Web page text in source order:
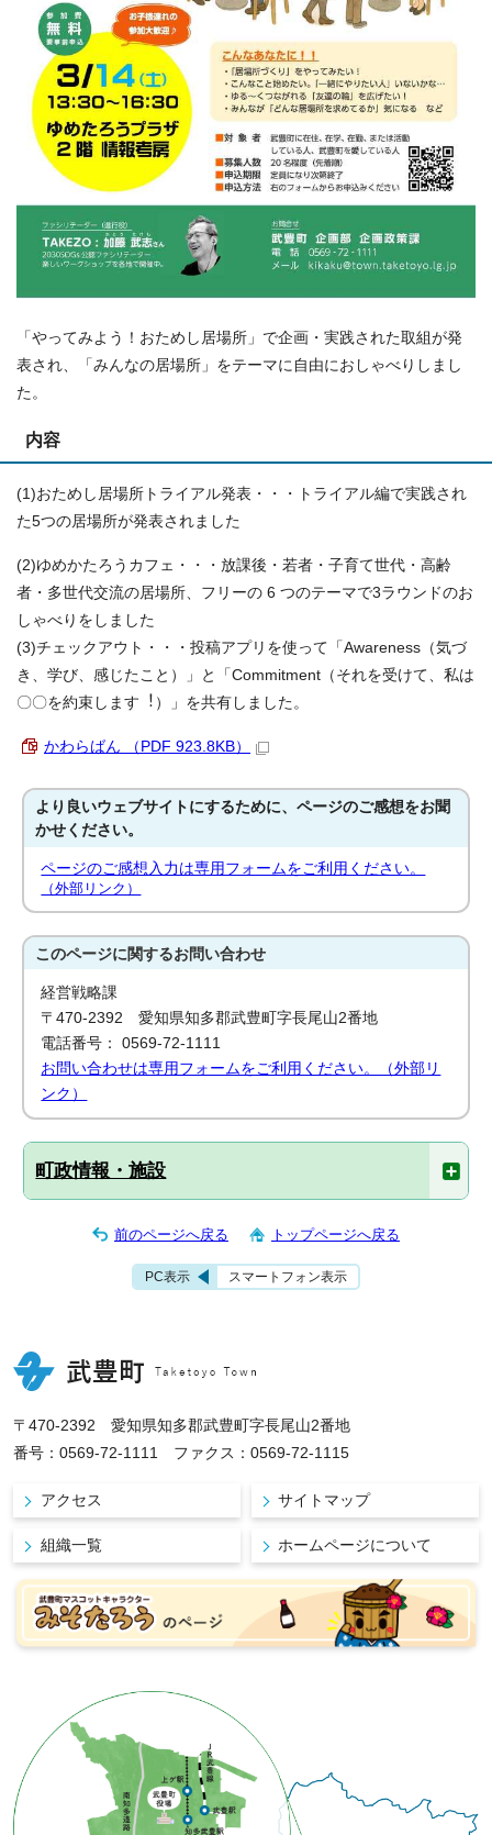
「やってみよう！おためし居場所」で企画・実践された取組が発
表され、「みんなの居場所」をテーマに自由におしゃべりしまし
た。
内容
(1)おためし居場所トライアル発表・・・トライアル編で実践され
た5つの居場所が発表されました
(2)ゆめかたろうカフェ・・・放課後・若者・⼦育て世代・⾼齢
者・多世代交流の居場所、フリーの 6 つのテーマで3ラウンドのお
しゃべりをしました
(3)チェックアウト・・・投稿アプリを使って「Awareness（気づ
き、学び、感じたこと）」と「Commitment（それを受けて、私は
〇〇を約束します︕）」を共有しました。
かわらばん （PDF 923.8KB）
より良いウェブサイトにするために、ページのご感想をお聞
かせください。
ページのご感想入力は専用フォームをご利用ください。
（外部リンク）
このページに関するお問い合わせ
経営戦略課
〒470-2392 愛知県知多郡武豊町字長尾山2番地
電話番号： 0569-72-1111
お問い合わせは専用フォームをご利用ください。（外部リ
ンク）
町政情報・施設
前のページへ戻る トップページへ戻る
PC表示 スマートフォン表示
〒470-2392 愛知県知多郡武豊町字長尾山2番地
番号：0569-72-1111 ファクス：0569-72-1115
アクセス サイトマップ
組織一覧 ホームページについて